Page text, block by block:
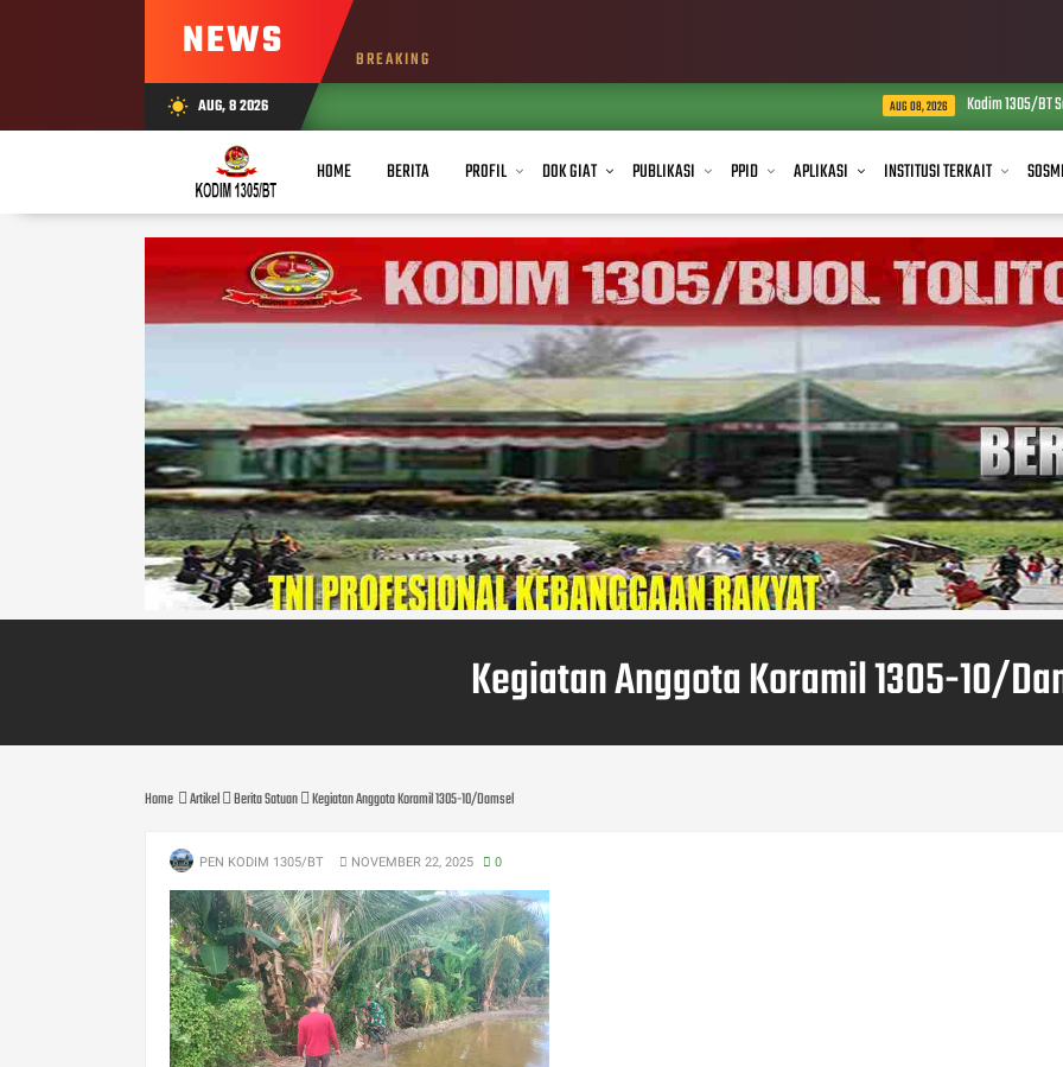
NEWS BREAKING
wb_sunny AUG, 8 2026 Kodim 1305/BT Salurkan Air Bersih ke
HOME BERITA PROFIL DOK GIAT PUBLIKASI PPID APLIKASI INSTITUSI TERKAIT
Kegiatan Anggota Koramil 1305-10/
Home Artikel Berita Satuan Kegiatan Anggota Koramil 1305-10/Damsel
PEN KODIM 1305/BT NOVEMBER 22, 2025 0